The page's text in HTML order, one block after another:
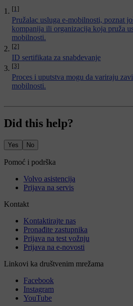
[1]
Pružalac usluga e-mobilnosti, poznat
kompanija ili organizacija koja pruža
mobilnosti.
[2]
ID sertifikata za snabdevanje
[3]
Proces i uputstva mogu da variraju
mobilnosti.
Did this help?
Yes No